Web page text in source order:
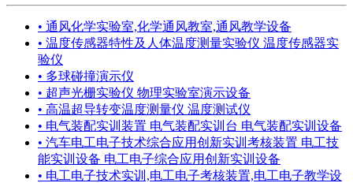
• 通风化学实验室,化学通风教室,通风教学设备
• 温度传感器特性及人体温度测量实验仪 温度传感器实
验仪
• 多球碰撞演示仪
• 超声光栅实验仪 物理实验室演示设备
• 高温超导转变温度测量仪 温度测试仪
• 电气装配实训装置 电气装配实训台 电气装配实训设备
• 汽车电工电子技术综合应用创新实训考核装置 电工技
能实训设备 电工电子综合应用创新实训设备
• 电工电子技术实训,电工电子考核装置,电工电子教学设